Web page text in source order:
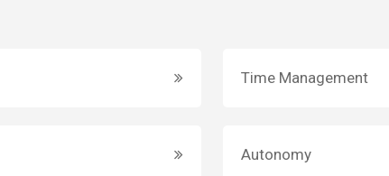
Time Management
Autonomy